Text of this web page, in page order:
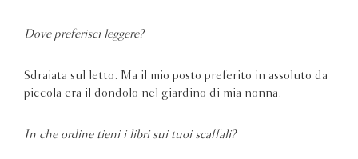
Dove preferisci leggere?
Sdraiata sul letto. Ma il mio posto preferito in assoluto da
piccola era il dondolo nel giardino di mia nonna.
In che ordine tieni i libri sui tuoi scaffali?